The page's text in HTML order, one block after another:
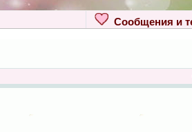
Сообщения и